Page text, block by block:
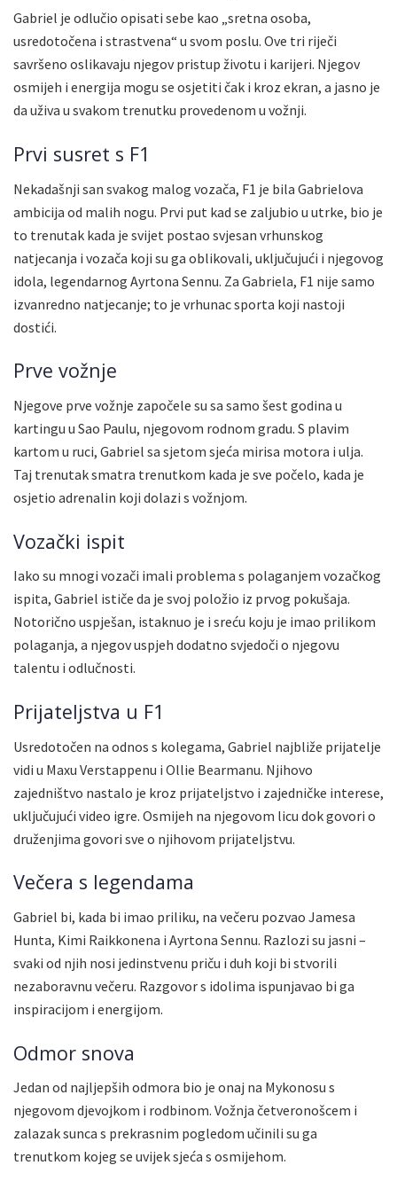
Gabriel je odlučio opisati sebe kao „sretna osoba,
usredotočena i strastvena“ u svom poslu. Ove tri riječi
savršeno oslikavaju njegov pristup životu i karijeri. Njegov
osmijeh i energija mogu se osjetiti čak i kroz ekran, a jasno je
da uživa u svakom trenutku provedenom u vožnji.
Prvi susret s F1
Nekadašnji san svakog malog vozača, F1 je bila Gabrielova
ambicija od malih nogu. Prvi put kad se zaljubio u utrke, bio je
to trenutak kada je svijet postao svjesan vrhunskog
natjecanja i vozača koji su ga oblikovali, uključujući i njegovog
idola, legendarnog Ayrtona Sennu. Za Gabriela, F1 nije samo
izvanredno natjecanje; to je vrhunac sporta koji nastoji
dostići.
Prve vožnje
Njegove prve vožnje započele su sa samo šest godina u
kartingu u Sao Paulu, njegovom rodnom gradu. S plavim
kartom u ruci, Gabriel sa sjetom sjeća mirisa motora i ulja.
Taj trenutak smatra trenutkom kada je sve počelo, kada je
osjetio adrenalin koji dolazi s vožnjom.
Vozački ispit
Iako su mnogi vozači imali problema s polaganjem vozačkog
ispita, Gabriel ističe da je svoj položio iz prvog pokušaja.
Notorično uspješan, istaknuo je i sreću koju je imao prilikom
polaganja, a njegov uspjeh dodatno svjedoči o njegovu
talentu i odlučnosti.
Prijateljstva u F1
Usredotočen na odnos s kolegama, Gabriel najbliže prijatelje
vidi u Maxu Verstappenu i Ollie Bearmanu. Njihovo
zajedništvo nastalo je kroz prijateljstvo i zajedničke interese,
uključujući video igre. Osmijeh na njegovom licu dok govori o
druženjima govori sve o njihovom prijateljstvu.
Večera s legendama
Gabriel bi, kada bi imao priliku, na večeru pozvao Jamesa
Hunta, Kimi Raikkonena i Ayrtona Sennu. Razlozi su jasni –
svaki od njih nosi jedinstvenu priču i duh koji bi stvorili
nezaboravnu večeru. Razgovor s idolima ispunjavao bi ga
inspiracijom i energijom.
Odmor snova
Jedan od najljepših odmora bio je onaj na Mykonosu s
njegovom djevojkom i rodbinom. Vožnja četveronošcem i
zalazak sunca s prekrasnim pogledom učinili su ga
trenutkom kojeg se uvijek sjeća s osmijehom.